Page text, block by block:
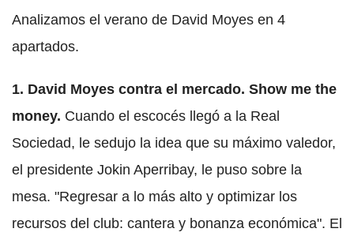
Analizamos el verano de David Moyes en 4
apartados.
1. David Moyes contra el mercado. Show me the
money. Cuando el escocés llegó a la Real
Sociedad, le sedujo la idea que su máximo valedor,
el presidente Jokin Aperribay, le puso sobre la
mesa. "Regresar a lo más alto y optimizar los
recursos del club: cantera y bonanza económica". El